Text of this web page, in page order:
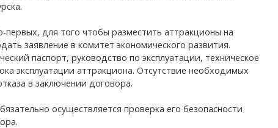
первых, для того чтобы разместить аттракционы на
заявление в комитет экономического развития.
паспорт, руководство по эксплуатации, техническое
эксплуатации аттракциона. Отсутствие необходимых
в заключении договора.
осуществляется проверка его безопасности